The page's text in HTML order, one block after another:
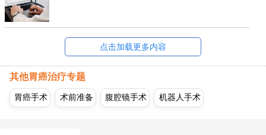
点击加载更多内容
其他胃癌治疗专题
胃癌手术 术前准备 腹腔镜手术 机器人手术